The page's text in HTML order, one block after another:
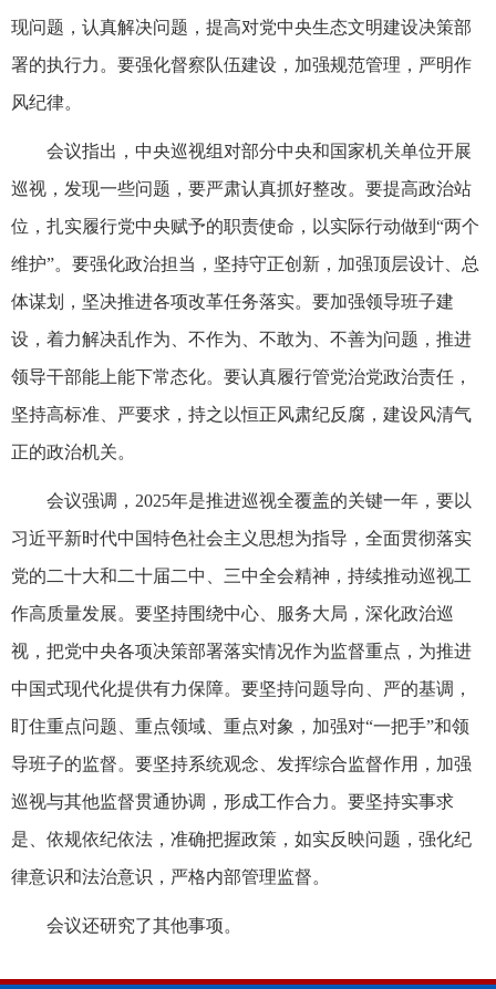
现问题，认真解决问题，提高对党中央生态文明建设决策部
署的执行力。要强化督察队伍建设，加强规范管理，严明作
风纪律。
会议指出，中央巡视组对部分中央和国家机关单位开展
巡视，发现一些问题，要严肃认真抓好整改。要提高政治站
位，扎实履行党中央赋予的职责使命，以实际行动做到“两个
维护”。要强化政治担当，坚持守正创新，加强顶层设计、总
体谋划，坚决推进各项改革任务落实。要加强领导班子建
设，着力解决乱作为、不作为、不敢为、不善为问题，推进
领导干部能上能下常态化。要认真履行管党治党政治责任，
坚持高标准、严要求，持之以恒正风肃纪反腐，建设风清气
正的政治机关。
会议强调，2025年是推进巡视全覆盖的关键一年，要以
习近平新时代中国特色社会主义思想为指导，全面贯彻落实
党的二十大和二十届二中、三中全会精神，持续推动巡视工
作高质量发展。要坚持围绕中心、服务大局，深化政治巡
视，把党中央各项决策部署落实情况作为监督重点，为推进
中国式现代化提供有力保障。要坚持问题导向、严的基调，
盯住重点问题、重点领域、重点对象，加强对“一把手”和领
导班子的监督。要坚持系统观念、发挥综合监督作用，加强
巡视与其他监督贯通协调，形成工作合力。要坚持实事求
是、依规依纪依法，准确把握政策，如实反映问题，强化纪
律意识和法治意识，严格内部管理监督。
会议还研究了其他事项。